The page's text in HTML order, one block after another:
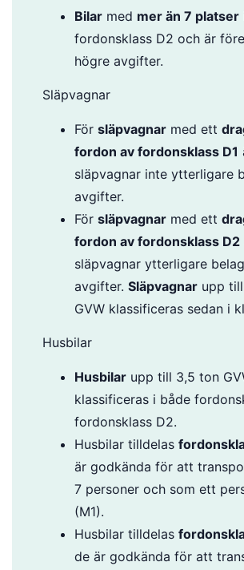
Bilar med mer än 7 platser
fordonsklass D2 och är
högre avgifter.
Släpvagnar
Försläpvagnar med ett
fordon av fordonsklass D1
släpvagnar inte ytterligare
avgifter.
Försläpvagnar med ett
fordon av fordonsklass D2
släpvagnar ytterligare
avgifter.Släpvagnar upp
GVW klassificeras sedan i
Husbilar
Husbilar upp till 3,5 ton
klassificeras i både
fordonsklass D2.
Husbilar tilldelas
är godkända för att
7 personer och som ett
(M1).
Husbilar tilldelas
de är godkända för att